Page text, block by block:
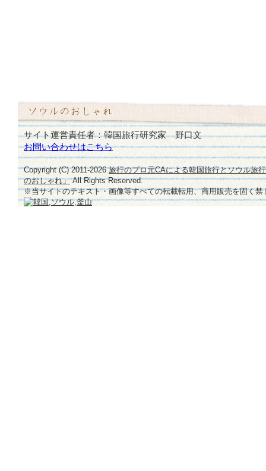
サイト運営責任者：韓国旅行研究家 野口文
お問い合わせはこちら
Copyright (C) 2011-2026旅行のプロ元CAによる韓国旅行とソウル旅
のおしゃれ」All Rights Reserved.
※当サイトのテキスト・画像等すべての転載転用、商用販売を固く禁